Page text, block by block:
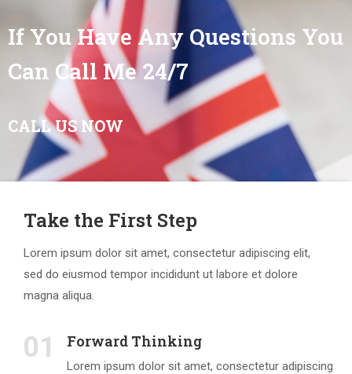
If You Have Any Questions You
Can Call Me 24/7
CALL US NOW
Take the First Step
Lorem ipsum dolor sit amet, consectetur adipiscing elit,
sed do eiusmod tempor incididunt ut labore et dolore
magna aliqua.
01 Forward Thinking
Lorem ipsum dolor sit amet, consectetur adipiscing